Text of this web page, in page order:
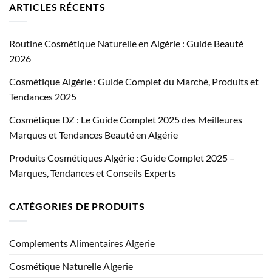
ARTICLES RÉCENTS
Routine Cosmétique Naturelle en Algérie : Guide Beauté
2026
Cosmétique Algérie : Guide Complet du Marché, Produits et
Tendances 2025
Cosmétique DZ : Le Guide Complet 2025 des Meilleures
Marques et Tendances Beauté en Algérie
Produits Cosmétiques Algérie : Guide Complet 2025 –
Marques, Tendances et Conseils Experts
CATÉGORIES DE PRODUITS
Complements Alimentaires Algerie
Cosmétique Naturelle Algerie